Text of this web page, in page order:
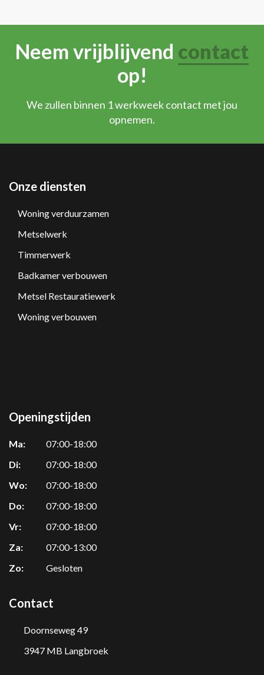
Neem vrijblijvend contact
op!
We zullen binnen 1 werkweek contact met jou
opnemen.
Onze diensten
Woning verduurzamen
Metselwerk
Timmerwerk
Badkamer verbouwen
Metsel Restauratiewerk
Woning verbouwen
Openingstijden
Ma:
07:00-18:00
Di:
07:00-18:00
Wo:
07:00-18:00
Do:
07:00-18:00
Vr:
07:00-18:00
Za:
07:00-13:00
Zo:
Gesloten
Contact
Doornseweg 49
3947 MB Langbroek